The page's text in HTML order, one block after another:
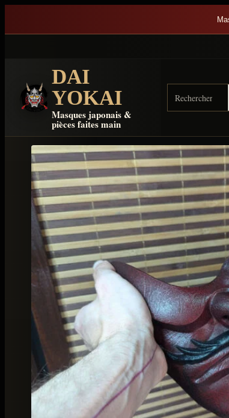
DAI
YOKAI
Masques japonais &
pièces faites main